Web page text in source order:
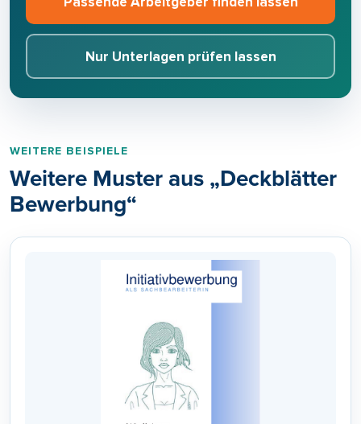
Nur Unterlagen prüfen lassen
WEITERE BEISPIELE
Weitere Muster aus „Deckblätter
Bewerbung“